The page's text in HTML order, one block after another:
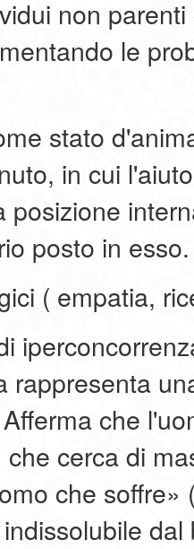
non
le
stato
in cui
posizione
posto in
( empatia,
rappresenta
che
cerca di
che soffre»